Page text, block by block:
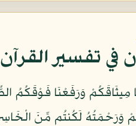
في تفسير القرآن